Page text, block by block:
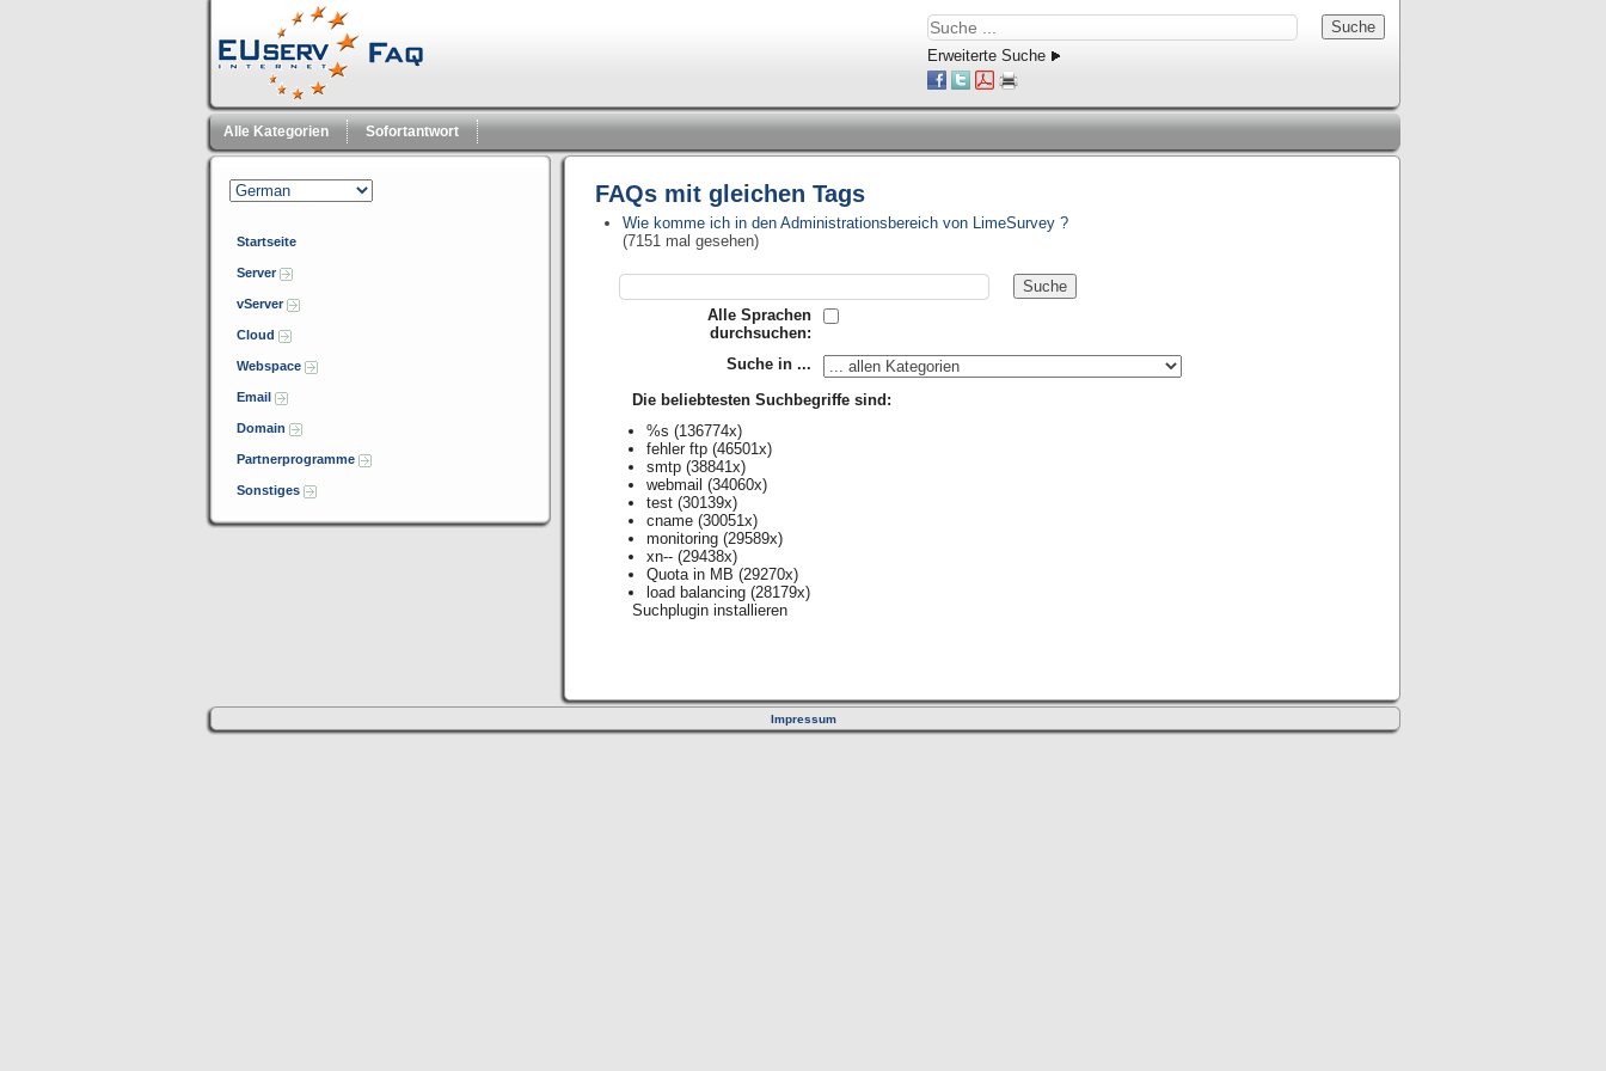
Erweiterte Suche
Alle Kategorien Sofortantwort
Startseite
Server
vServer
Cloud
Webspace
Email
Domain
Partnerprogramme
Sonstiges
FAQs mit gleichen Tags
Wie komme ich in den Administrationsbereich von LimeSurvey ?
(7151 mal gesehen)
Alle Sprachen
durchsuchen:
Suche in ...
Die beliebtesten Suchbegriffe sind:
%s (136774x)
fehler ftp (46501x)
smtp (38841x)
webmail (34060x)
test (30139x)
cname (30051x)
monitoring (29589x)
xn-- (29438x)
Quota in MB (29270x)
load balancing (28179x)
Suchplugin installieren
Impressum